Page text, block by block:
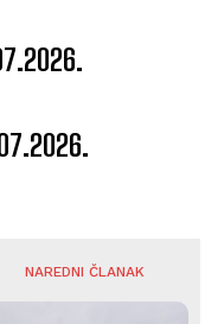
NAREDNI ČLANAK